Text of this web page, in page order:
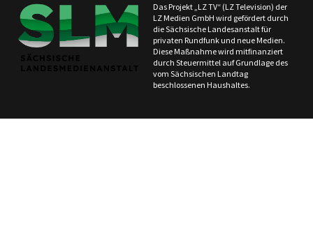
Das Projekt „LZ TV“ (LZ Television) der
LZ Medien GmbH wird gefördert durch
die Sächsische Landesanstalt für
privaten Rundfunk und neue Medien.
Diese Maßnahme wird mitfinanziert
durch Steuermittel auf Grundlage des
vom Sächsischen Landtag
beschlossenen Haushaltes.